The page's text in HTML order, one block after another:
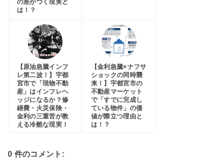
の差がつく現実と
は！？
【原油急騰インフ
レ第二波！】宇都
宮市で「現物不動
産」はインフレヘ
ッジになるか？修
繕費・火災保険・
金利の三重苦が教
える冷酷な現実！
【金利急騰×ナフサ
ショックの同時襲
来！】宇都宮市の
不動産マーケット
で「すでに完成し
ている物件」の価
値が際立つ理由と
は！？
0 件のコメント: